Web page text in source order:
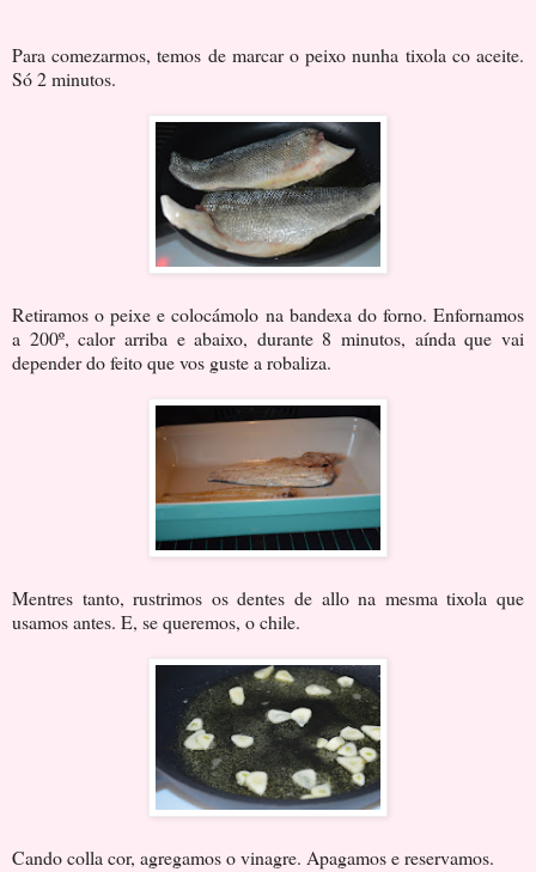
Para comezarmos, temos de marcar o peixo nunha tixola co aceite.
Só 2 minutos.
Retiramos o peixe e colocámolo na bandexa do forno. Enfornamos
a 200º, calor arriba e abaixo, durante 8 minutos, aínda que vai
depender do feito que vos guste a robaliza.
Mentres tanto, rustrimos os dentes de allo na mesma tixola que
usamos antes. E, se queremos, o chile.
Cando colla cor, agregamos o vinagre. Apagamos e reservamos.